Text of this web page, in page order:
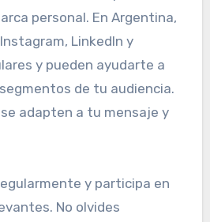
personal. En Argentina,
LinkedIn y
y pueden ayudarte a
de tu audiencia.
adapten a tu mensaje y
y participa en
No olvides